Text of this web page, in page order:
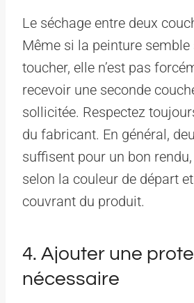
Le séchage entre deux
Même si la peinture semble
toucher, elle n’est pas
recevoir une seconde
sollicitée. Respectez
du fabricant. En général,
suffisent pour un bon
selon la couleur de départ
couvrant du produit.
4. Ajouter une
nécessaire